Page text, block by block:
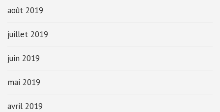
août 2019
juillet 2019
juin 2019
mai 2019
avril 2019